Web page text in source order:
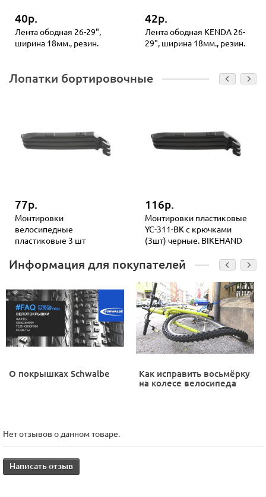
40р.
Лента ободная 26-29",
ширина 18мм., резин.
42р.
Лента ободная KENDA 26-
29", ширина 18мм., резин.
Лопатки бортировочные
77р.
Монтировки
велосипедные
пластиковые 3 шт
116р.
Монтировки пластиковые
YC-311-BK с крючками
(3шт) черные. BIKEHAND
Информация для покупателей
О покрышках Schwalbe
Как исправить восьмёрку
на колесе велосипеда
Нет отзывов о данном товаре.
Написать отзыв